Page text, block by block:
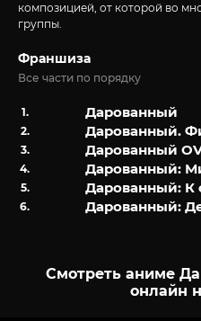
композицией, от которой во
группы.
Франшиза
Все части по порядку
Дарованный
Дарованный.
Дарованный
Дарованный:
Дарованный: К
Дарованный:
Смотреть аниме
онлайн